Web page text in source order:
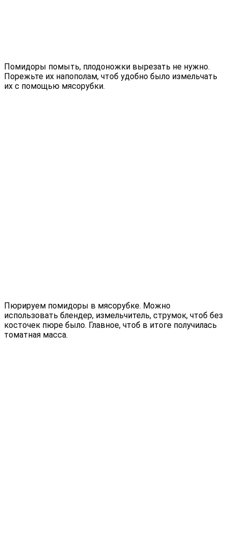
Помидоры помыть, плодоножки вырезать не нужно.
Порежьте их напополам, чтоб удобно было измельчать
их с помощью мясорубки.
Пюрируем помидоры в мясорубке. Можно
использовать блендер, измельчитель, струмок, чтоб без
косточек пюре было. Главное, чтоб в итоге получилась
томатная масса.